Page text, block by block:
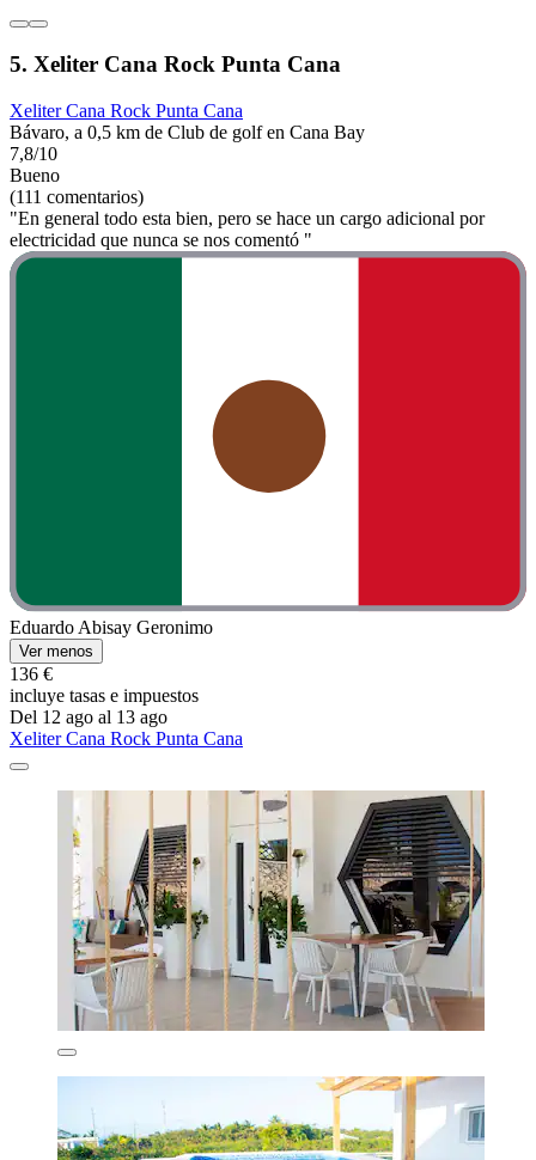
5. Xeliter Cana Rock Punta Cana
Xeliter Cana Rock Punta Cana
Bávaro, a 0,5 km de Club de golf en Cana Bay
7,8/10
Bueno
(111 comentarios)
"En general todo esta bien, pero se hace un cargo adicional por
electricidad que nunca se nos comentó "
Eduardo Abisay Geronimo
Ver menos
136 €
incluye tasas e impuestos
Del 12 ago al 13 ago
Xeliter Cana Rock Punta Cana